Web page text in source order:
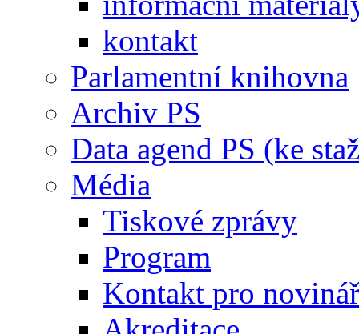
kontakt
Parlamentní knihovna
Archiv PS
Data agend PS (ke
Média
Tiskové zprávy
Program
Kontakt pro